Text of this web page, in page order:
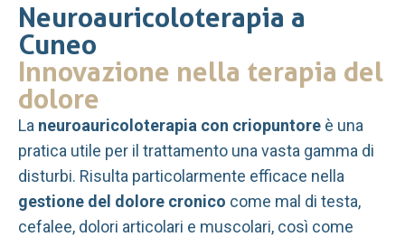
Neuroauricoloterapia a
Cuneo
Innovazione nella terapia del
dolore
La neuroauricoloterapia con criopuntore è una
pratica utile per il trattamento una vasta gamma di
disturbi. Risulta particolarmente efficace nella
gestione del dolore cronico come mal di testa,
cefalee, dolori articolari e muscolari, così come